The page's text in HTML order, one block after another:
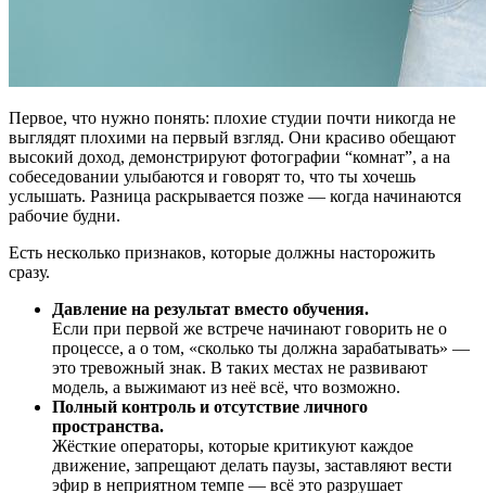
Первое, что нужно понять: плохие студии почти никогда не
выглядят плохими на первый взгляд. Они красиво обещают
высокий доход, демонстрируют фотографии “комнат”, а на
собеседовании улыбаются и говорят то, что ты хочешь
услышать. Разница раскрывается позже — когда начинаются
рабочие будни.
Есть несколько признаков, которые должны насторожить
сразу.
Давление на результат вместо обучения.
Если при первой же встрече начинают говорить не о
процессе, а о том, «сколько ты должна зарабатывать» —
это тревожный знак. В таких местах не развивают
модель, а выжимают из неё всё, что возможно.
Полный контроль и отсутствие личного
пространства.
Жёсткие операторы, которые критикуют каждое
движение, запрещают делать паузы, заставляют вести
эфир в неприятном темпе — всё это разрушает